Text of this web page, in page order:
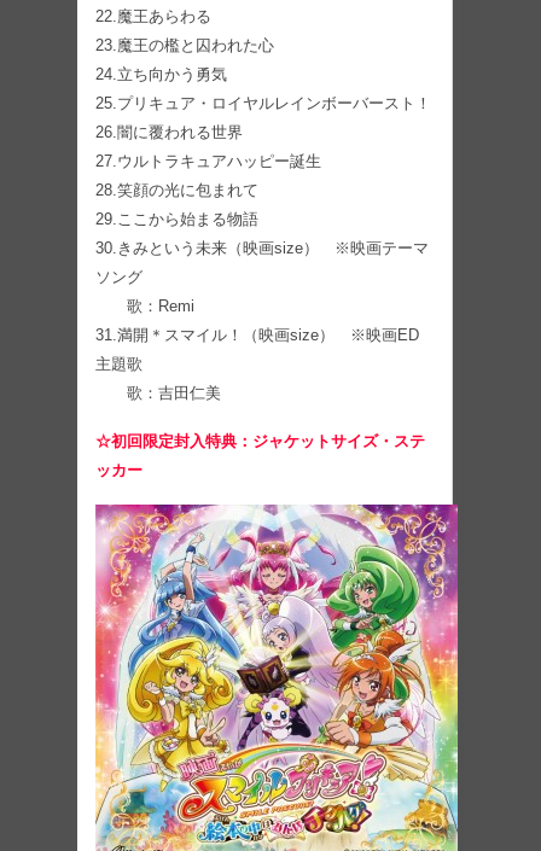
22.魔王あらわる
23.魔王の檻と囚われた心
24.立ち向かう勇気
25.プリキュア・ロイヤルレインボーバースト！
26.闇に覆われる世界
27.ウルトラキュアハッピー誕生
28.笑顔の光に包まれて
29.ここから始まる物語
30.きみという未来（映画size） ※映画テーマ
ソング
歌：Remi
31.満開＊スマイル！（映画size） ※映画ED
主題歌
歌：吉田仁美
☆初回限定封入特典：ジャケットサイズ・ステ
ッカー